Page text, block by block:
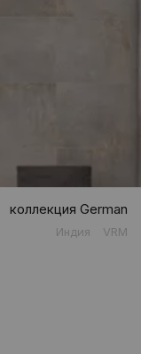
коллекция German
Индия VRM